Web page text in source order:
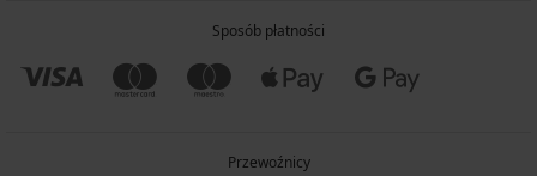
Sposób płatności
Przewoźnicy